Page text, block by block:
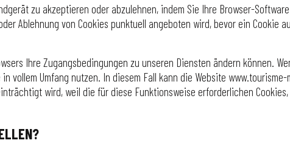
zu akzeptieren oder abzulehnen, indem Sie Ihre Browser-
Ablehnung von Cookies punktuell angeboten wird, bevor ein Cookie
Ihre Zugangsbedingungen zu unseren Diensten ändern können.
vollem Umfang nutzen. In diesem Fall kann die Website
wird, weil die für diese Funktionsweise erforderlichen